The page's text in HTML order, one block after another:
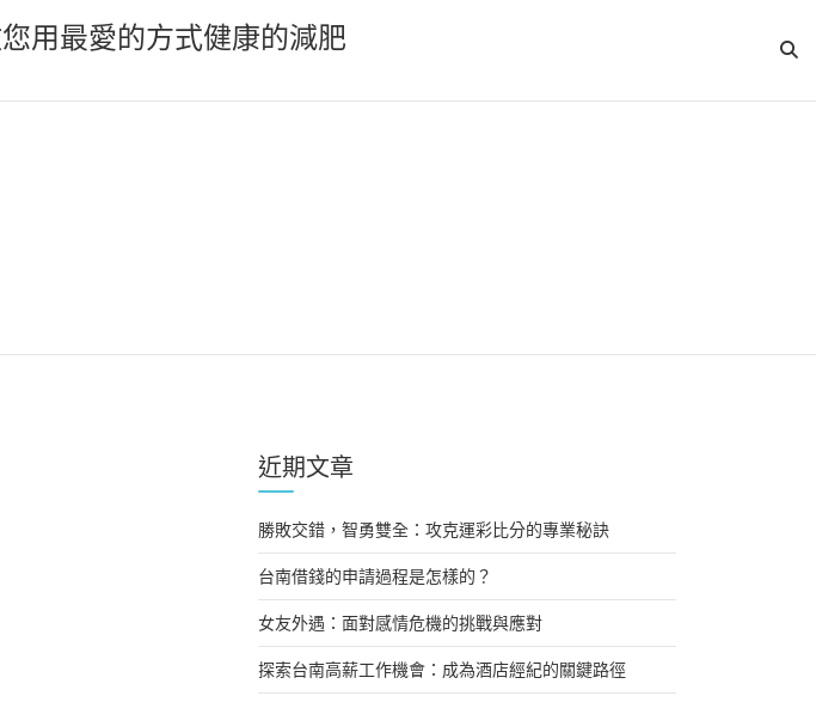
用最愛的方式健康的減肥
近期文章
勝敗交錯，智勇雙全：攻克運彩比分的專業秘訣
台南借錢的申請過程是怎樣的？
女友外遇：面對感情危機的挑戰與應對
探索台南高薪工作機會：成為酒店經紀的關鍵路徑